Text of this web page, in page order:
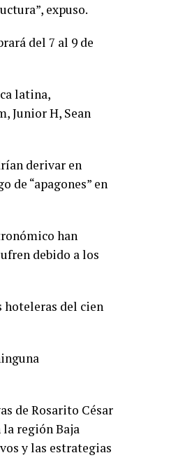
expuso.
del 7 al 9 de
latina,
Junior H, Sean
derivar en
de “apagones” en
han
debido a los
hoteleras del cien
de Rosarito César
la región Baja
y las estrategias